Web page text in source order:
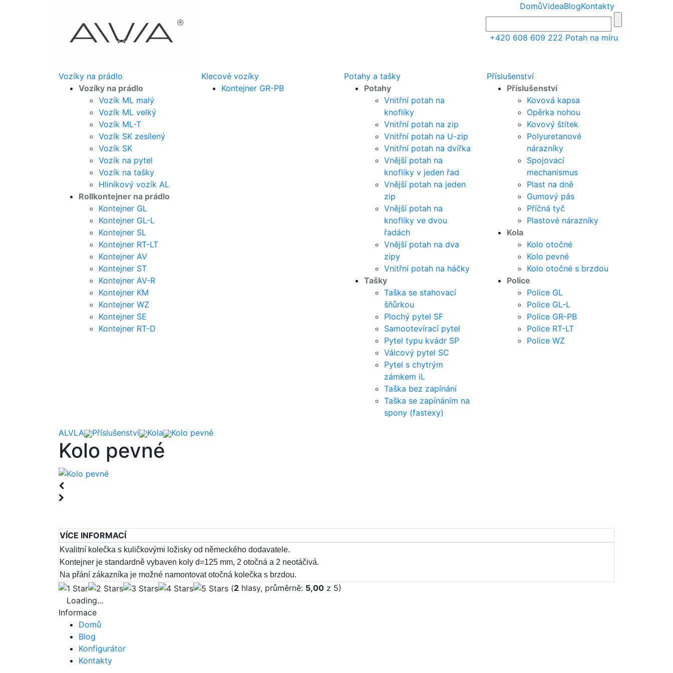
DomůVideaBlogKontakty
+420 608 609 222 Potah na míru
Vozíky na prádlo
Vozíky na prádlo
Vozík ML malý
Vozík ML velký
Vozík ML-T
Vozík SK zesílený
Vozík SK
Vozík na pytel
Vozík na tašky
Hliníkový vozík AL
Rollkontejner na prádlo
Kontejner GL
Kontejner GL-L
Kontejner SL
Kontejner RT-LT
Kontejner AV
Kontejner ST
Kontejner AV-R
Kontejner KM
Kontejner WZ
Kontejner SE
Kontejner RT-D
Klecové vozíky
Kontejner GR-PB
Potahy a tašky
Potahy
Vnitřní potah na
knoflíky
Vnitřní potah na zip
Vnitřní potah na U-zip
Vnitřní potah na dvířka
Vnější potah na
knoflíky v jeden řad
Vnější potah na jeden
zip
Vnější potah na
knoflíky ve dvou
řadách
Vnější potah na dva
zipy
Vnitřní potah na háčky
Tašky
Taška se stahovací
šňůrkou
Plochý pytel SF
Samootevírací pytel
Pytel typu kvádr SP
Válcový pytel SC
Pytel s chytrým
zámkem iL
Taška bez zapínání
Taška se zapínáním na
spony (fastexy)
Příslušenství
Příslušenství
Kovová kapsa
Opěrka nohou
Kovový štítek
Polyuretanové
nárazníky
Spojovací
mechanismus
Plast na dně
Gumový pás
Příčná tyč
Plastové nárazníky
Kola
Kolo otočné
Kolo pevné
Kolo otočné s brzdou
Police
Police GL
Police GL-L
Police GR-PB
Police RT-LT
Police WZ
ALVLA Příslušenství Kola Kolo pevné
Kolo pevné
VÍCE INFORMACÍ
Kvalitní kolečka s kuličkovými ložisky od německého dodavatele.
Kontejner je standardně vybaven koly d=125 mm, 2 otočná a 2 neotáčivá.
Na přání zákazníka je možné namontovat otočná kolečka s brzdou.
(2 hlasy, průměrně: 5,00 z 5)
Loading...
Informace
Domů
Blog
Konfigurátor
Kontakty